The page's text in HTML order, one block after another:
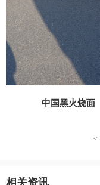
中国黑火烧面
<
相关资讯